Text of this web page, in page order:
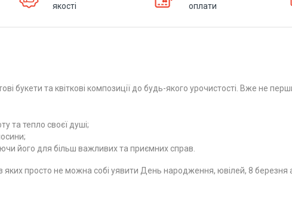
якості
оплати
букети та квіткові композиції до будь-якого урочистості. Вже не
та тепло своєї душі;
його для більш важливих та приємних справ.
просто не можна собі уявити День народження, ювілей, 8 березня